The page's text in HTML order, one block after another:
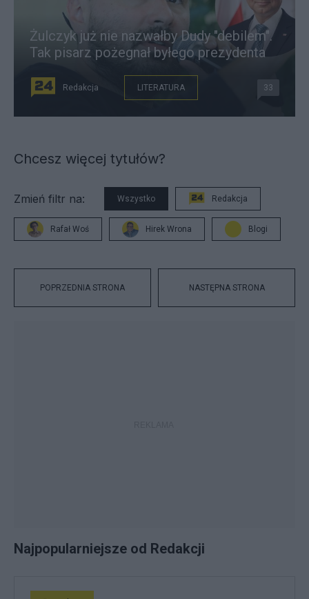
Żulczyk już nie nazwałby Dudy "debilem".
Tak pisarz pożegnał byłego prezydenta
Redakcja LITERATURA 33
Chcesz więcej tytułów?
Zmień filtr na: Wszystko Redakcja
Rafał Woś Hirek Wrona Blogi
POPRZEDNIA STRONA NASTĘPNA STRONA
Najpopularniejsze od Redakcji